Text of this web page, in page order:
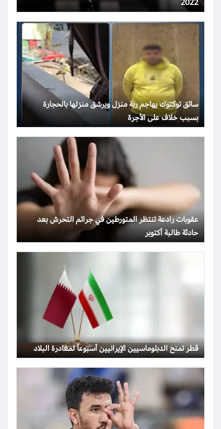
2022
سائق توكتوك يهاجم ربة منزل ويرشق منزلها بالحجارة
بسبب خلاف على الأجرة
عقوبات رادعة تنتظر المتورطين في جرائم التحرش بعد
حادثة طالبة أكتوبر
قطر تمنح الدبلوماسيين الإيرانيين أسبوعاً لمغادرة البلاد